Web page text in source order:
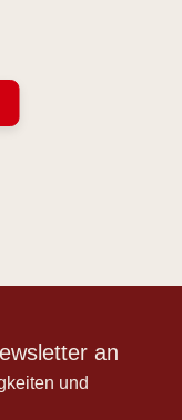
an
und